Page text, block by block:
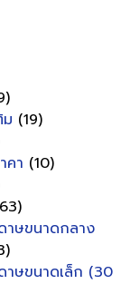
ม (19)
คา (10)
าษขนาดกลาง
าษขนาดเล็ก (30